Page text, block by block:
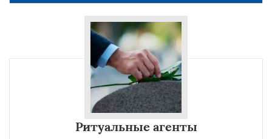
Ритуальные агенты